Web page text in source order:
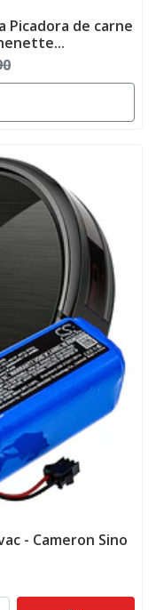
Picadora de carne
- Cameron Sino